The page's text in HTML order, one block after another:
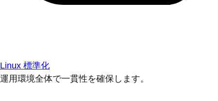
Linux 標準化
運用環境全体で一貫性を確保します。